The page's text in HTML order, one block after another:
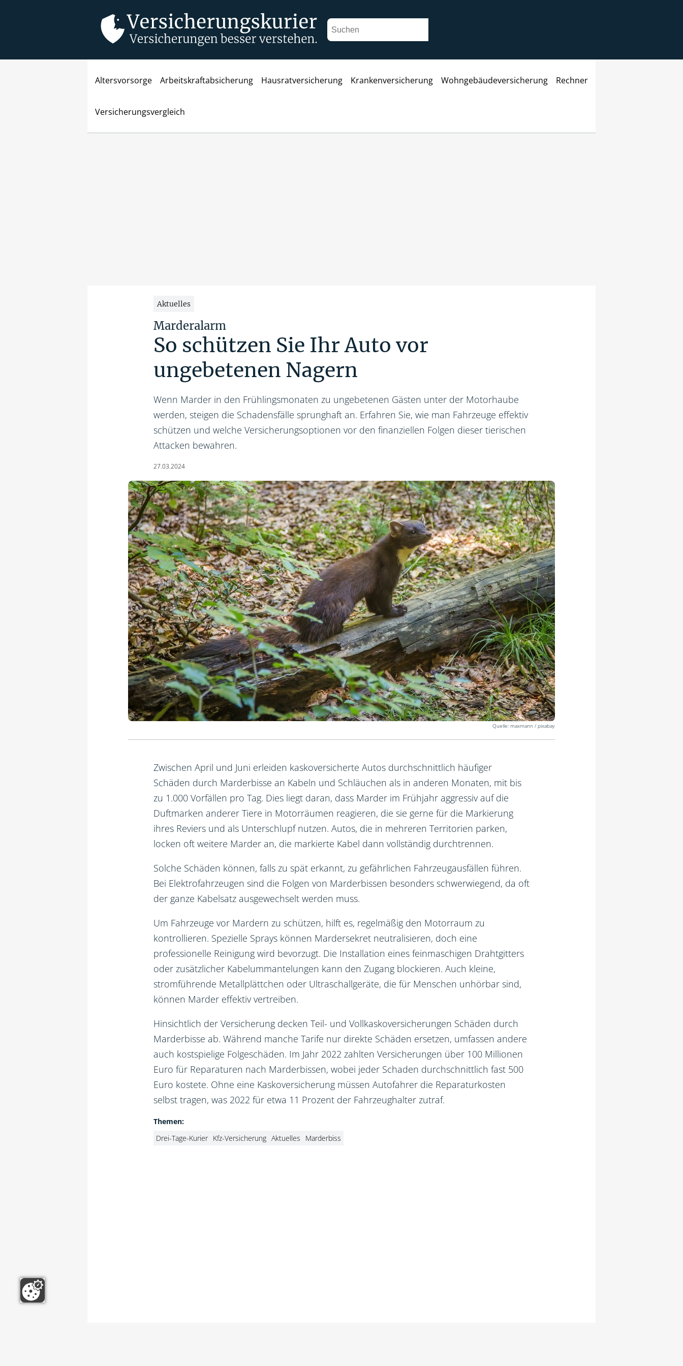
Altersvorsorge Arbeitskraftabsicherung Hausratversicherung Krankenversicherung Wohngebäudeversicherung Rechner
Versicherungsvergleich
Aktuelles
Marderalarm
So schützen Sie Ihr Auto vor
ungebetenen Nagern
Wenn Marder in den Frühlingsmonaten zu ungebetenen Gästen unter der Motorhaube
werden, steigen die Schadensfälle sprunghaft an. Erfahren Sie, wie man Fahrzeuge effektiv
schützen und welche Versicherungsoptionen vor den finanziellen Folgen dieser tierischen
Attacken bewahren.
27.03.2024
maxmann / pixabay
Zwischen April und Juni erleiden kaskoversicherte Autos durchschnittlich häufiger
Schäden durch Marderbisse an Kabeln und Schläuchen als in anderen Monaten, mit bis
zu 1.000 Vorfällen pro Tag. Dies liegt daran, dass Marder im Frühjahr aggressiv auf die
Duftmarken anderer Tiere in Motorräumen reagieren, die sie gerne für die Markierung
ihres Reviers und als Unterschlupf nutzen. Autos, die in mehreren Territorien parken,
locken oft weitere Marder an, die markierte Kabel dann vollständig durchtrennen.
Solche Schäden können, falls zu spät erkannt, zu gefährlichen Fahrzeugausfällen führen.
Bei Elektrofahrzeugen sind die Folgen von Marderbissen besonders schwerwiegend, da oft
der ganze Kabelsatz ausgewechselt werden muss.
Um Fahrzeuge vor Mardern zu schützen, hilft es, regelmäßig den Motorraum zu
kontrollieren. Spezielle Sprays können Mardersekret neutralisieren, doch eine
professionelle Reinigung wird bevorzugt. Die Installation eines feinmaschigen Drahtgitters
oder zusätzlicher Kabelummantelungen kann den Zugang blockieren. Auch kleine,
stromführende Metallplättchen oder Ultraschallgeräte, die für Menschen unhörbar sind,
können Marder effektiv vertreiben.
Hinsichtlich der Versicherung decken Teil- und Vollkaskoversicherungen Schäden durch
Marderbisse ab. Während manche Tarife nur direkte Schäden ersetzen, umfassen andere
auch kostspielige Folgeschäden. Im Jahr 2022 zahlten Versicherungen über 100 Millionen
Euro für Reparaturen nach Marderbissen, wobei jeder Schaden durchschnittlich fast 500
Euro kostete. Ohne eine Kaskoversicherung müssen Autofahrer die Reparaturkosten
selbst tragen, was 2022 für etwa 11 Prozent der Fahrzeughalter zutraf.
Themen:
Drei-Tage-Kurier Kfz-Versicherung Aktuelles Marderbiss